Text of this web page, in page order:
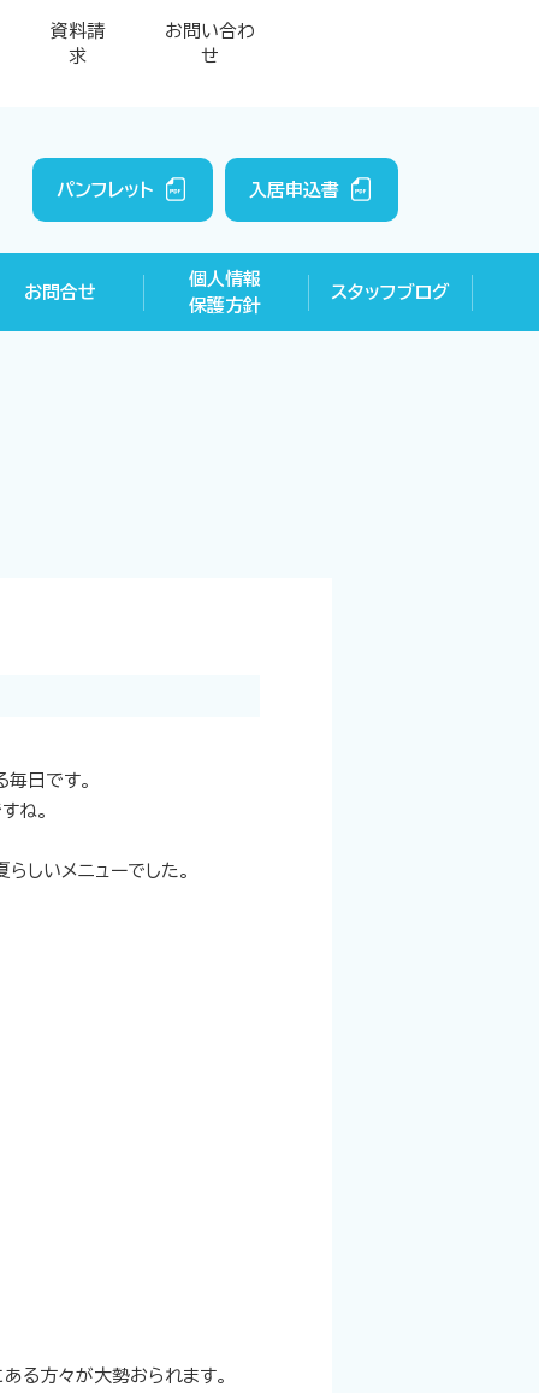
資料請
求
お問い合わ
せ
パンフレット 入居申込書
お問合せ
個人情報
保護方針
スタッフブログ
日です。
ね。
しいメニューでした。
る方々が大勢おられます。